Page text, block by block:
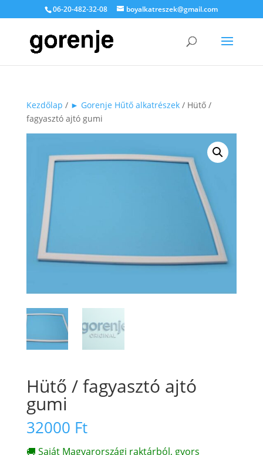
06-20-482-32-08 boyalkatreszek@gmail.com
Kezdőlap / ► Gorenje Hűtő alkatrészek/ Hütő /
fagyasztó ajtó gumi
Hütő / fagyasztó ajtó
gumi
32000 Ft
🚚 Saját Magyarországi raktárból, gyors